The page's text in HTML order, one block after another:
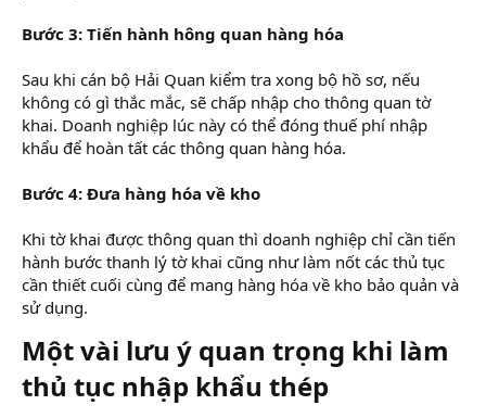
Bước 3: Tiến hành hông quan hàng hóa
Sau khi cán bộ Hải Quan kiểm tra xong bộ hồ sơ, nếu
không có gì thắc mắc, sẽ chấp nhập cho thông quan tờ
khai. Doanh nghiệp lúc này có thể đóng thuế phí nhập
khẩu để hoàn tất các thông quan hàng hóa.
Bước 4: Đưa hàng hóa về kho
Khi tờ khai được thông quan thì doanh nghiệp chỉ cần tiến
hành bước thanh lý tờ khai cũng như làm nốt các thủ tục
cần thiết cuối cùng để mang hàng hóa về kho bảo quản và
sử dụng.
Một vài lưu ý quan trọng khi làm
thủ tục nhập khẩu thép​